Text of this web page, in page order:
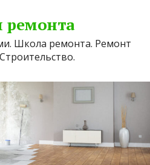
ремонта
Школа ремонта. Ремонт